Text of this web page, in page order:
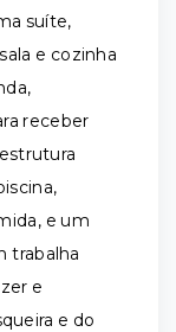
suíte,
e cozinha
receber
e um
trabalha
e
e do